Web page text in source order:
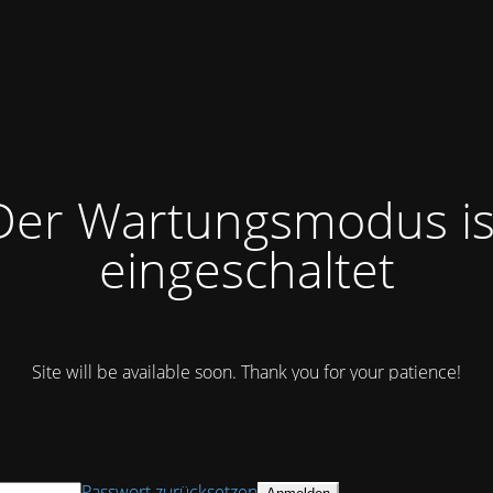
Wartungsmodus
eingeschaltet
Site will be available soon. Thank you for your patience!